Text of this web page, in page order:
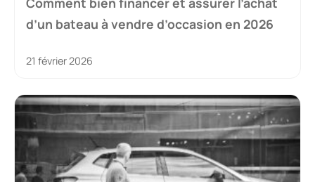
d’un bateau à vendre d’occasion en 2026
21 février 2026